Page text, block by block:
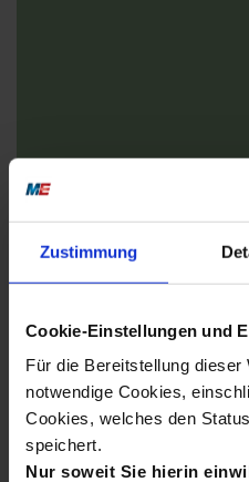
Zustimmung
Cookie-Einstellungen und
Für die Bereitstellung
notwendige Cookies,
Cookies, welches den
speichert.
Nur soweit Sie hierin
mehr
MINT
Technik-
Akademie
Pädagog*innen